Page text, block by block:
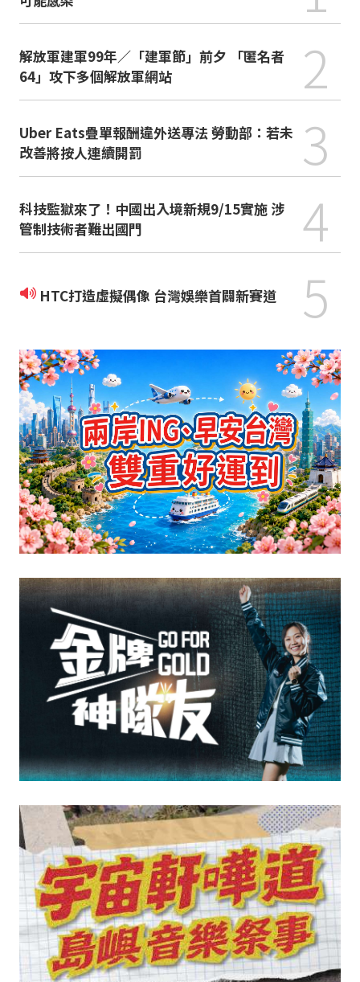
解放軍建軍99年／「建軍節」前夕 「匿名者
64」攻下多個解放軍網站
2
Uber Eats疊單報酬違外送專法 勞動部：若未
改善將按人連續開罰
3
科技監獄來了！中國出入境新規9/15實施 涉
管制技術者難出國門
4
HTC打造虛擬偶像 台灣娛樂首闢新賽道 5